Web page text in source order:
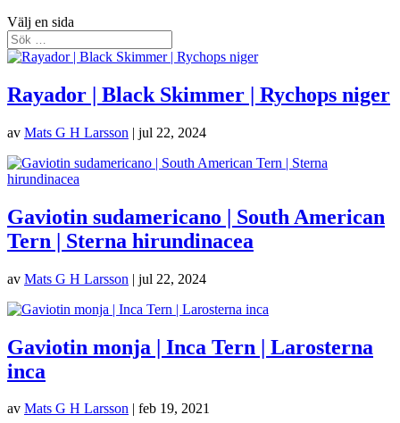
Välj en sida
Rayador | Black Skimmer | Rychops niger
av Mats G H Larsson | jul 22, 2024
Gaviotin sudamericano | South American
Tern | Sterna hirundinacea
av Mats G H Larsson | jul 22, 2024
Gaviotin monja | Inca Tern | Larosterna
inca
av Mats G H Larsson | feb 19, 2021